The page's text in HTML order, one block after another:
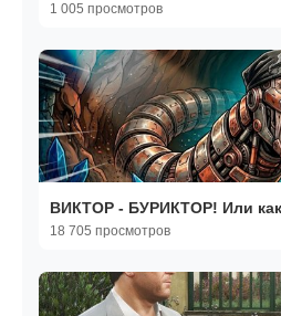
1 005 просмотров
ВИКТОР - БУРИКТОР! Или
18 705 просмотров